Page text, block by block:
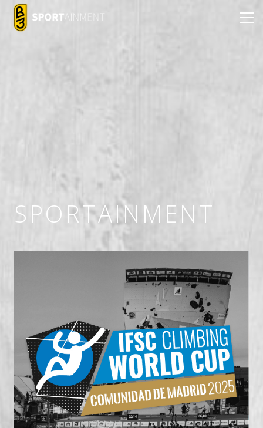
SPORTAINMENT